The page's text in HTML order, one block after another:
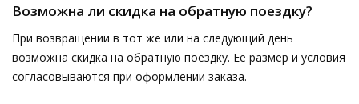
Возможна ли скидка на обратную поездку?
При возвращении в тот же или на следующий день
возможна скидка на обратную поездку. Её размер и условия
согласовываются при оформлении заказа.